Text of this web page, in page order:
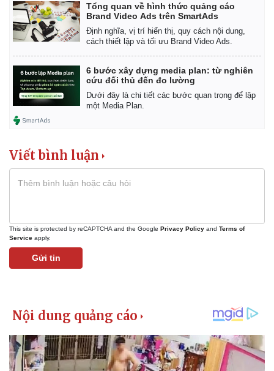
Tổng quan về hình thức quảng cáo
Brand Video Ads trên SmartAds
Định nghĩa, vị trí hiển thị, quy cách nội dung,
cách thiết lập và tối ưu Brand Video Ads.
6 bước xây dựng media plan: từ nghiên
cứu đối thủ đến đo lường
Dưới đây là chi tiết các bước quan trọng để lập
một Media Plan.
Viết bình luận
This site is protected by reCAPTCHA and the Google Privacy Policy and Terms of
Service apply.
Gửi tin